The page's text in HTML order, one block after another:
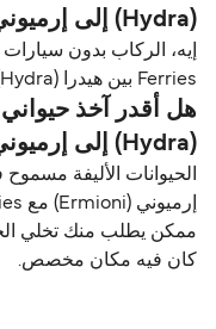
(Hydra) إلى إرميوني (Ermioni)؟
Ferries بين هيدرا (Hydra) و إرميوني (Ermioni).
هل أقدر آخذ حيواني
(Hydra) إلى إرميوني (Ermioni)؟
ممكن يطلب منك تخلي
كان فيه مكان مخصص.